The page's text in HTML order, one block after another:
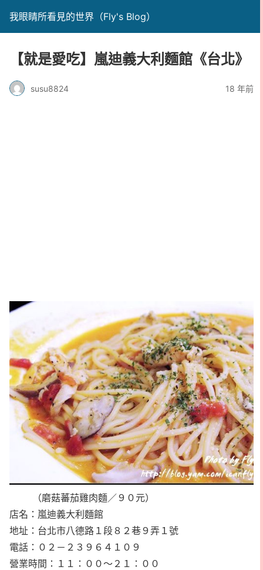
我眼睛所看見的世界（Fly's Blog）
【就是愛吃】嵐迪義大利麵館《台北》
susu8824 18 年前
（磨菇蕃茄雞肉麵／９０元）
店名：嵐迪義大利麵館
地址：台北市八德路１段８２巷９弄１號
電話：０２－２３９６４１０９
營業時間：１１：００～２１：００